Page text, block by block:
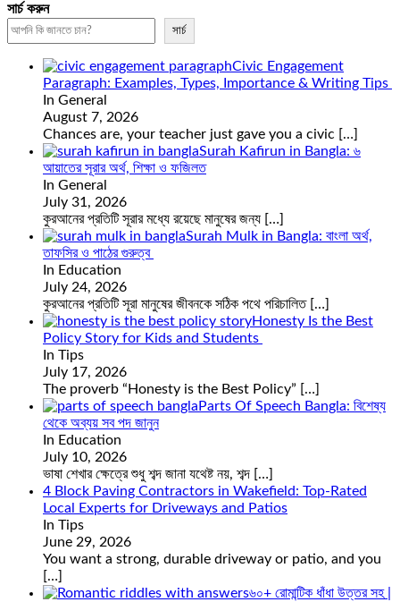
সার্চ করুন
সার্চ
Civic Engagement
Paragraph: Examples, Types, Importance & Writing Tips
In General
August 7, 2026
Chances are, your teacher just gave you a civic […]
Surah Kafirun in Bangla: ৬
আয়াতের সূরার অর্থ, শিক্ষা ও ফজিলত
In General
July 31, 2026
কুরআনের প্রতিটি সূরার মধ্যে রয়েছে মানুষের জন্য […]
Surah Mulk in Bangla: বাংলা অর্থ,
তাফসির ও পাঠের গুরুত্ব
In Education
July 24, 2026
কুরআনের প্রতিটি সূরা মানুষের জীবনকে সঠিক পথে পরিচালিত […]
Honesty Is the Best
Policy Story for Kids and Students
In Tips
July 17, 2026
The proverb “Honesty is the Best Policy” […]
Parts Of Speech Bangla: বিশেষ্য
থেকে অব্যয় সব পদ জানুন
In Education
July 10, 2026
ভাষা শেখার ক্ষেত্রে শুধু শব্দ জানা যথেষ্ট নয়, শব্দ […]
4 Block Paving Contractors in Wakefield: Top-Rated
Local Experts for Driveways and Patios
In Tips
June 29, 2026
You want a strong, durable driveway or patio, and you
[…]
৬০+ রোমান্টিক ধাঁধা উত্তর সহ |